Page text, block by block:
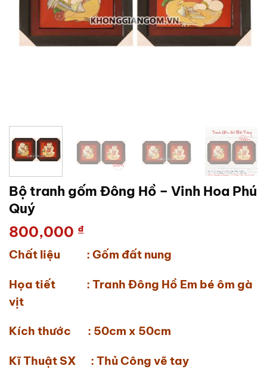
Bộ tranh gốm Đông Hồ – Vinh Hoa Phú
Quý
800,000 ₫
Chất liệu : Gốm đất nung
Họa tiết : Tranh Đông Hồ Em bé ôm gà
vịt
Kích thước : 50cm x 50cm
Kĩ Thuật SX : Thủ Công vẽ tay